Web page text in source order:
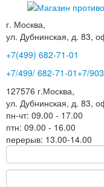
г. Москва,
ул. Дубнинская, д. 83,
+7(499) 682-71-01
+7/499/ 682-71-01 +7/
127576 г.Москва,
ул. Дубнинская, д. 83,
пн-чт: 09.00 - 17.00
птн: 09.00 - 16.00
перерыв: 13.00-14.00